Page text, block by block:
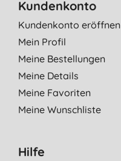
Kundenkonto
Kundenkonto eröffnen
Mein Profil
Meine Bestellungen
Meine Details
Meine Favoriten
Meine Wunschliste
Hilfe